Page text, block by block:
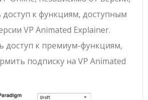
доступ к функциям, доступным
VP Animated Explainer.
доступ к премиум-функциям,
подписку на VP Animated